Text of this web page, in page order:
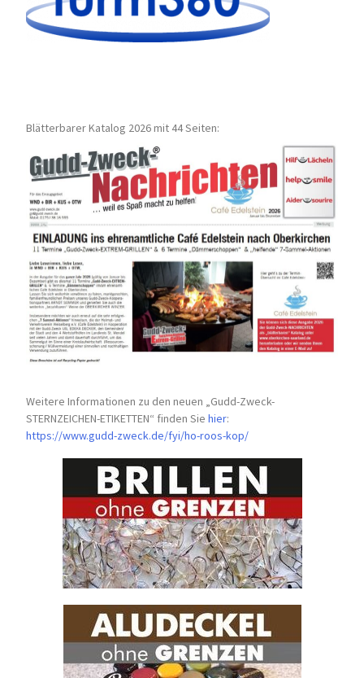
Blätterbarer Katalog 2026 mit 44 Seiten:
Weitere Informationen zu den neuen „Gudd-Zweck-
STERNZEICHEN-ETIKETTEN“ finden Siehier:
https://www.gudd-zweck.de/fyi/ho-roos-kop/